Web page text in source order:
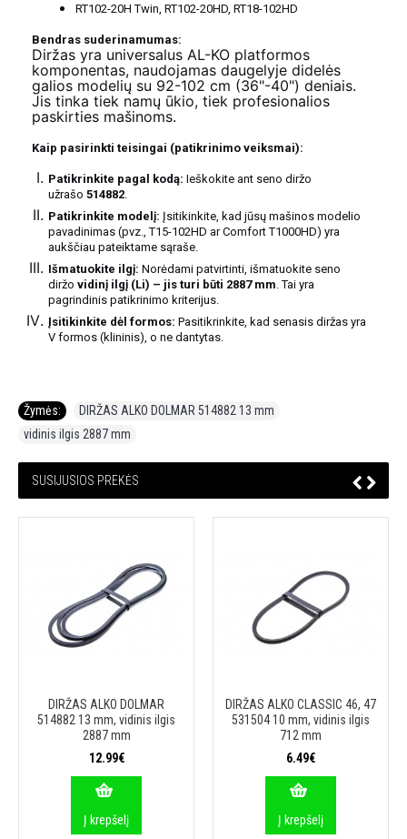
RT102-20H Twin, RT102-20HD, RT18-102HD
Bendras suderinamumas:
Diržas yra universalus AL-KO platformos
komponentas, naudojamas daugelyje didelės
galios modelių su 92-102 cm (36"-40") deniais.
Jis tinka tiek namų ūkio, tiek profesionalios
paskirties mašinoms.
Kaip pasirinkti teisingai (patikrinimo veiksmai):
Patikrinkite pagal kodą: Ieškokite ant seno diržo
užrašo 514882
Patikrinkite modelį: Įsitikinkite, kad jūsų mašinos modelio
pavadinimas (pvz., T15-102HD ar Comfort T1000HD) yra
aukščiau pateiktame sąraše.
Išmatuokite ilgį: Norėdami patvirtinti, išmatuokite seno
diržo vidinį ilgį (Li) – jis turi būti 2887 mm . Tai yra
pagrindinis patikrinimo kriterijus.
Įsitikinkite dėl formos: Pasitikrinkite, kad senasis diržas yra
V formos (klininis), o ne dantytas.
Žymės: DIRŽAS ALKO DOLMAR 514882 13 mm
vidinis ilgis 2887 mm
SUSIJUSIOS PREKĖS
DIRŽAS ALKO DOLMAR
514882 13 mm, vidinis ilgis
2887 mm
12.99€
Į krepšelį
DIRŽAS ALKO CLASSIC 46, 47
531504 10 mm, vidinis ilgis
712 mm
6.49€
Į krepšelį